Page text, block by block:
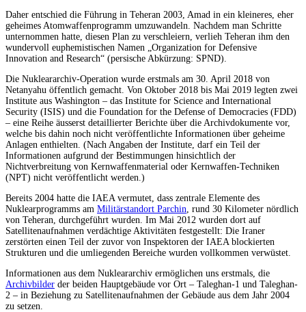
Daher entschied die Führung in Teheran 2003, Amad in ein kleineres, eher
geheimes Atomwaffenprogramm umzuwandeln. Nachdem man Schritte
unternommen hatte, diesen Plan zu verschleiern, verlieh Teheran ihm den
wundervoll euphemistischen Namen „Organization for Defensive
Innovation and Research“ (persische Abkürzung: SPND).
Die Nukleararchiv-Operation wurde erstmals am 30. April 2018 von
Netanyahu öffentlich gemacht. Von Oktober 2018 bis Mai 2019 legten zwei
Institute aus Washington – das Institute for Science and International
Security (ISIS) und die Foundation for the Defense of Democracies (FDD)
– eine Reihe äusserst detaillierter Berichte über die Archivdokumente vor,
welche bis dahin noch nicht veröffentlichte Informationen über geheime
Anlagen enthielten. (Nach Angaben der Institute, darf ein Teil der
Informationen aufgrund der Bestimmungen hinsichtlich der
Nichtverbreitung von Kernwaffenmaterial oder Kernwaffen-Techniken
(NPT) nicht veröffentlicht werden.)
Bereits 2004 hatte die IAEA vermutet, dass zentrale Elemente des
Nuklearprogramms am Militärstandort Parchin , rund 30 Kilometer nördlich
von Teheran, durchgeführt wurden. Im Mai 2012 wurden dort auf
Satellitenaufnahmen verdächtige Aktivitäten festgestellt: Die Iraner
zerstörten einen Teil der zuvor von Inspektoren der IAEA blockierten
Strukturen und die umliegenden Bereiche wurden vollkommen verwüstet.
Informationen aus dem Nukleararchiv ermöglichen uns erstmals, die
Archivbilder der beiden Hauptgebäude vor Ort – Taleghan-1 und Taleghan-
2 – in Beziehung zu Satellitenaufnahmen der Gebäude aus dem Jahr 2004
zu setzen.